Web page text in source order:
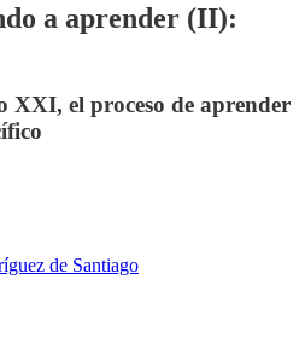
a aprender (II):
XXI, el proceso de aprender
de Santiago